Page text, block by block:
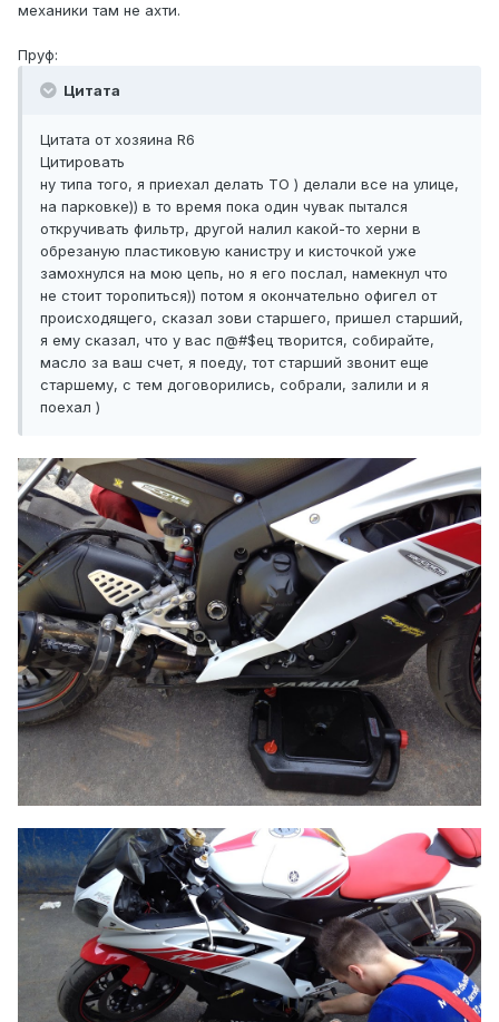
механики там не ахти.
Пруф:
Цитата
Цитата от хозяина R6
Цитировать
ну типа того, я приехал делать ТО ) делали все на улице,
на парковке)) в то время пока один чувак пытался
откручивать фильтр, другой налил какой-то херни в
обрезаную пластиковую канистру и кисточкой уже
замохнулся на мою цепь, но я его послал, намекнул что
не стоит торопиться)) потом я окончательно офигел от
происходящего, сказал зови старшего, пришел старший,
я ему сказал, что у вас п@#$ец творится, собирайте,
масло за ваш счет, я поеду, тот старший звонит еще
старшему, с тем договорились, собрали, залили и я
поехал )